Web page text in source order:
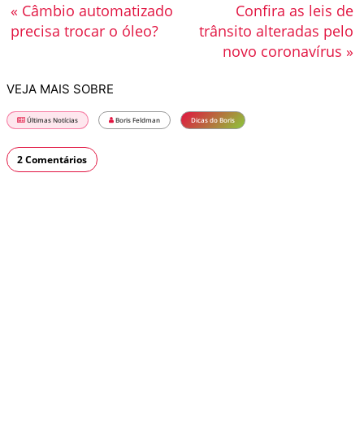
Confira as leis de
trânsito alteradas pelo
novo coronavírus »
« Câmbio automatizado
precisa trocar o óleo?
VEJA MAIS SOBRE
Últimas Notícias Boris Feldman Dicas do Boris
2 Comentários